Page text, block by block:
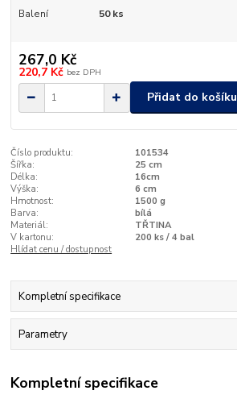
Balení
50 ks
267,0 Kč
220,7 Kč bez DPH
Přidat do košíku
Číslo produktu:
101534
Šířka:
25 cm
Délka:
16cm
Výška:
6 cm
Hmotnost:
1500 g
Barva:
bílá
Materiál:
TŘTINA
V kartonu:
200 ks / 4 bal
Hlídat cenu / dostupnost
Kompletní specifikace
Parametry
Kompletní specifikace